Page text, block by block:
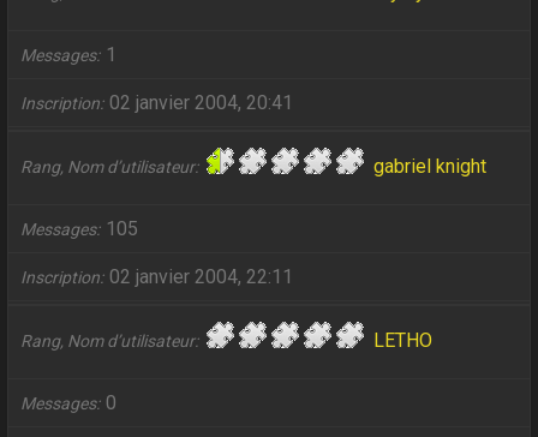
Messages 1
Inscription 02 janvier 2004, 20:41
Rang, Nom d’utilisateur gabriel knight
Messages 105
Inscription 02 janvier 2004, 22:11
Rang, Nom d’utilisateur LETHO
Messages 0